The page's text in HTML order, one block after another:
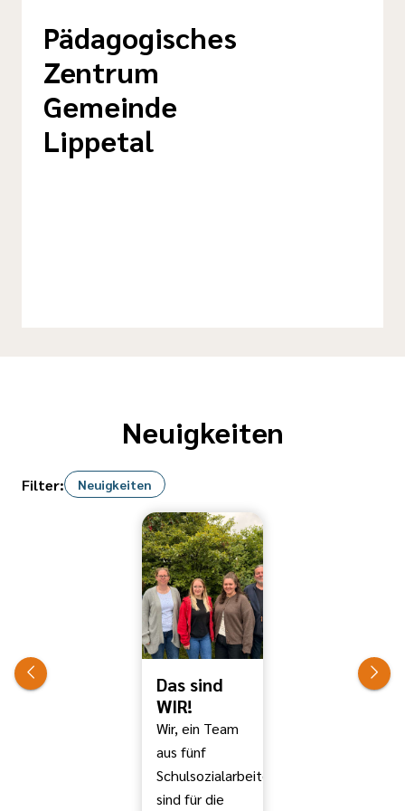
Pädagogisches
Zentrum
Gemeinde
Lippetal
Neuigkeiten
Filter: Neuigkeiten
Das sind
WIR!
Wir, ein Team
aus fünf
Schulsozialarbeiter*innen
sind für die